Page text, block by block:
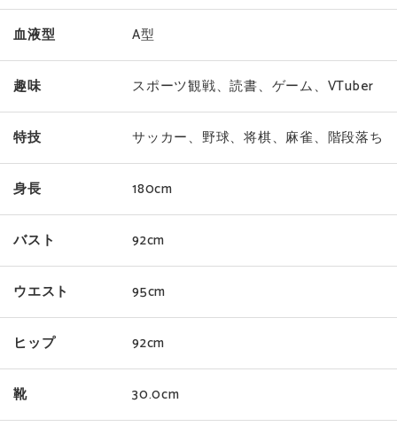
血液型 A型
趣味 スポーツ観戦、読書、ゲーム、VTuber
特技 サッカー、野球、将棋、麻雀、階段落ち
身長 180cm
バスト 92cm
ウエスト 95cm
ヒップ 92cm
靴 30.0cm